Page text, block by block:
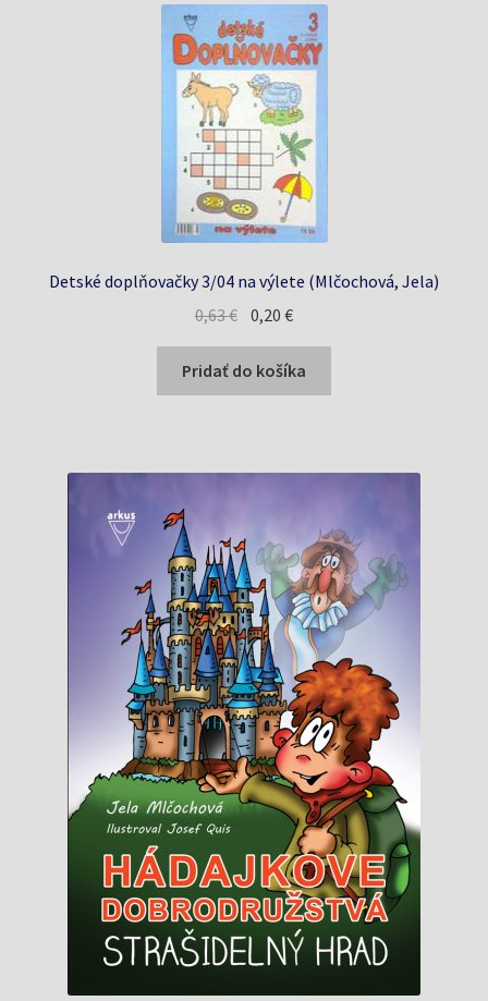
Detské doplňovačky 3/04 na výlete (Mlčochová, Jela)
0,63€ Pôvodná
bola:
0,63 €.
0,20€Aktuálna
je:
0,20 €.
Pridať do košíka